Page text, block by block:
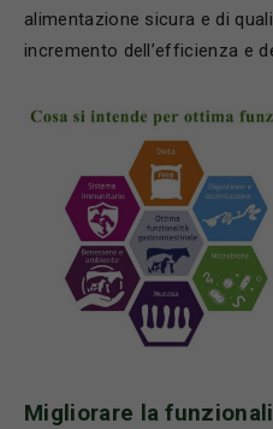
alimentazione sicura e di
incremento dell’efficienza e
Migliorare la